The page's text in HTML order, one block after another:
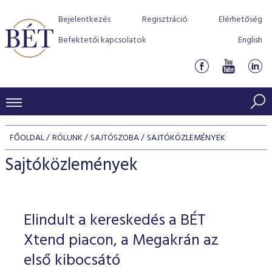
Bejelentkezés Regisztráció
Elérhetőség
Befektetői kapcsolatok
English
KERESKEDÉSI ADATOK
INDEXEK
Jelzáloglevél indexek
Vállalati kötvény indexek
Azonnali Piac
Részvények
Származékos piac
BEFEKTETŐK
Részvény szekció
Hitelpapír szekció
BÉT szabályzatok
Befektetővédelem
Alkalmazott díjstruktúra
Elszámolás
Részvény és vállalati kötvény tőzsdei bevezetését
program
BÉT Xtend - Részvénypiac egyszerűen
TŐZSDETAGOK
Tőzsdetagok, üzletkötők
VENDOROK
FŐOLDAL RÓLUNK SAJTÓSZOBA SAJTÓKÖZLEMÉNYEK
Sajtóközlemények
Elindult a kereskedés a BÉT
Xtend piacon, a Megakrán az
első kibocsátó